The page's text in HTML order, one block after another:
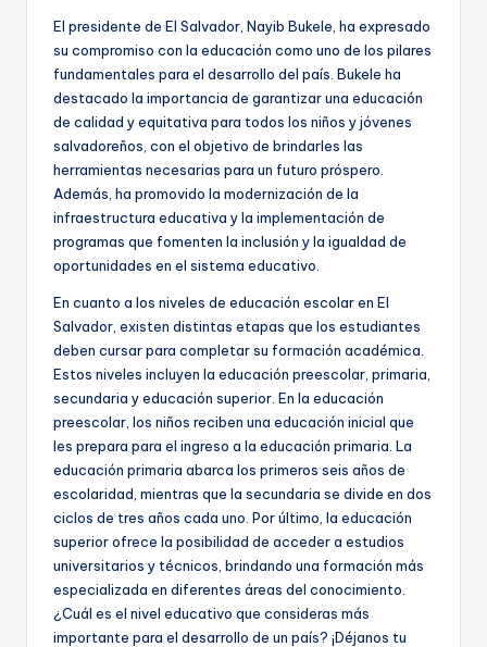
El presidente de El Salvador, Nayib Bukele, ha expresado
su compromiso con la educación como uno de los pilares
fundamentales para el desarrollo del país. Bukele ha
destacado la importancia de garantizar una educación
de calidad y equitativa para todos los niños y jóvenes
salvadoreños, con el objetivo de brindarles las
herramientas necesarias para un futuro próspero.
Además, ha promovido la modernización de la
infraestructura educativa y la implementación de
programas que fomenten la inclusión y la igualdad de
oportunidades en el sistema educativo.
En cuanto a los niveles de educación escolar en El
Salvador, existen distintas etapas que los estudiantes
deben cursar para completar su formación académica.
Estos niveles incluyen la educación preescolar, primaria,
secundaria y educación superior. En la educación
preescolar, los niños reciben una educación inicial que
les prepara para el ingreso a la educación primaria. La
educación primaria abarca los primeros seis años de
escolaridad, mientras que la secundaria se divide en dos
ciclos de tres años cada uno. Por último, la educación
superior ofrece la posibilidad de acceder a estudios
universitarios y técnicos, brindando una formación más
especializada en diferentes áreas del conocimiento.
¿Cuál es el nivel educativo que consideras más
importante para el desarrollo de un país? ¡Déjanos tu